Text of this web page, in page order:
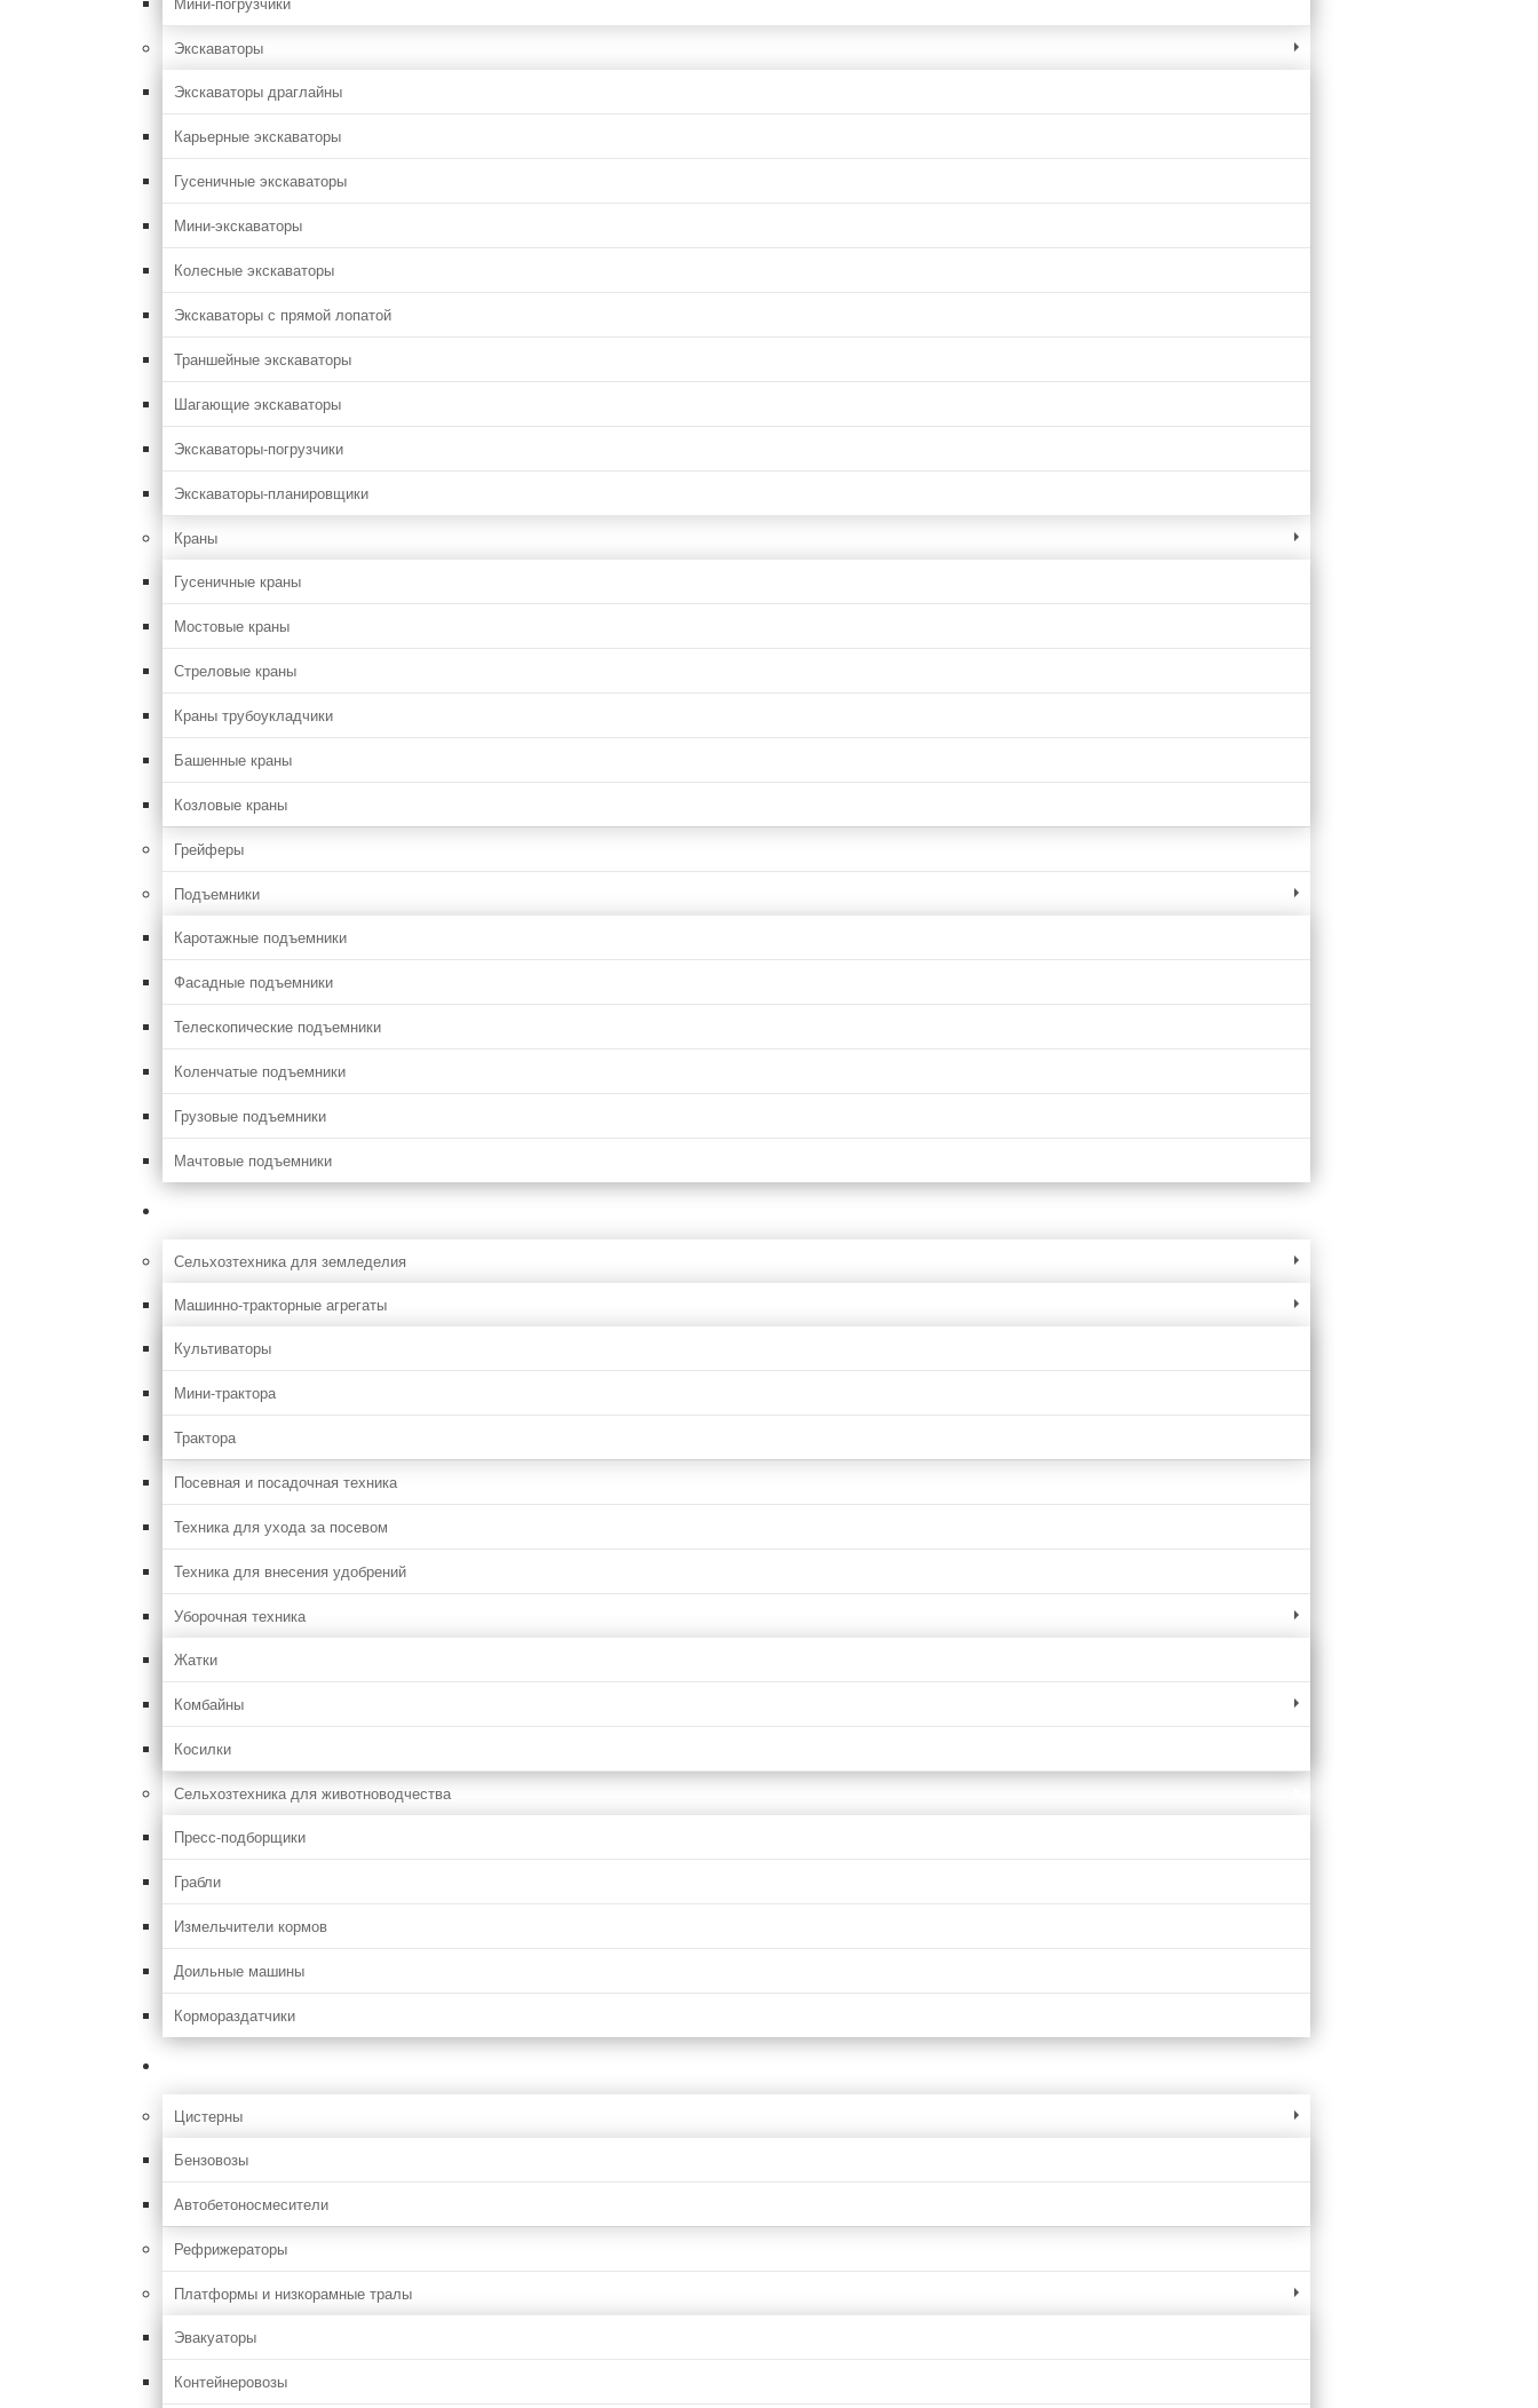
Экскаваторы
Экскаваторы драглайны
Карьерные экскаваторы
Гусеничные экскаваторы
Мини-экскаваторы
Колесные экскаваторы
Экскаваторы с прямой лопатой
Траншейные экскаваторы
Шагающие экскаваторы
Экскаваторы-погрузчики
Экскаваторы-планировщики
Краны
Гусеничные краны
Мостовые краны
Стреловые краны
Краны трубоукладчики
Башенные краны
Козловые краны
Грейферы
Подъемники
Каротажные подъемники
Фасадные подъемники
Телескопические подъемники
Коленчатые подъемники
Грузовые подъемники
Мачтовые подъемники
Сельхозтехника для земледелия
Машинно-тракторные агрегаты
Культиваторы
Мини-трактора
Трактора
Посевная и посадочная техника
Техника для ухода за посевом
Техника для внесения удобрений
Уборочная техника
Жатки
Комбайны
Косилки
Сельхозтехника для животноводчества
Пресс-подборщики
Грабли
Измельчители кормов
Доильные машины
Кормораздатчики
Цистерны
Бензовозы
Автобетоносмесители
Рефрижераторы
Платформы и низкорамные тралы
Эвакуаторы
Контейнеровозы